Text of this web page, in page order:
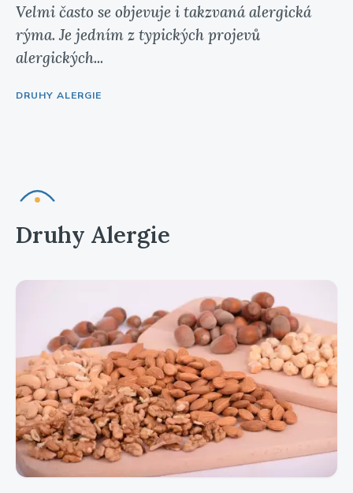
Velmi často se objevuje i takzvaná alergická
rýma. Je jedním z typických projevů
alergických...
DRUHY ALERGIE
Druhy Alergie